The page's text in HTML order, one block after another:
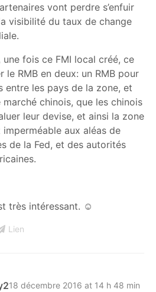
vont perdre s’enfuir
visibilité du taux de change
une fois ce FMI local créé, ce
le RMB en deux: un RMB pour
entre les pays de la zone, et
marché chinois, que les chinois
leur devise, et ainsi la zone
aux aléas de
de la Fed, et des autorités
très intéressant. ☺
Lien
18 décembre 2016 at 14 h 48 min